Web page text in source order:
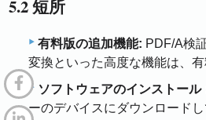
5.2 短所
有料版の追加機能: PDF/A検
変換といった高度な機能は、有
ソフトウェアのインストール
ーのデバイスにダウンロード